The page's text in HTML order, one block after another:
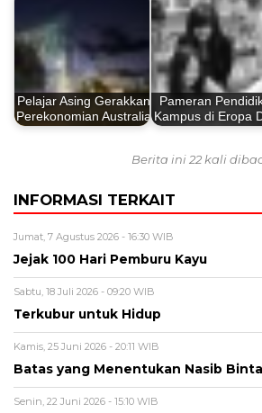
Pelajar Asing Gerakkan
Perekonomian Australia
Pameran
Kampus di Eropa
Berita ini 22 kali
INFORMASI TERKAIT
Jumat, 7 Agustus 2026 - 16:30 WIB
Jejak 100 Hari Pemburu Kayu
Sabtu, 18 Juli 2026 - 09:20 WIB
Terkubur untuk Hidup
Kamis, 25 Juni 2026 - 20:11 WIB
Batas yang Menentukan Nasib
Senin, 22 Juni 2026 - 15:10 WIB